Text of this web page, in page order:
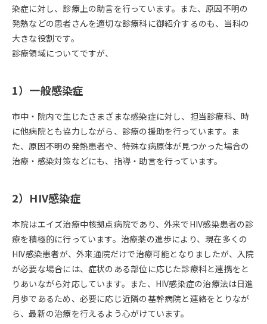
染症に対し、診療上の助言を行っています。また、原因不明の
発熱などの患者さんを適切な診療科に御紹介するのも、当科の
大きな役割です。
診療領域についてですが、
1）一般感染症
市中・院内で生じたさまざまな感染症に対し、担当診療科、時
に他病院とも協力しながら、診療の援助を行っています。ま
た、原因不明の発熱患者や、特殊な病原体が見つかった場合の
治療・感染対策などにも、指導・助言を行っています。
2）HIV感染症
本院はエイズ治療中核拠点病院であり、外来でHIV感染患者の診
療を積極的に行っています。治療薬の進歩により、現在多くの
HIV感染患者が、外来通院だけで治療可能となりましたが、入院
が必要な場合には、症状のある部位に応じた診療科と連携をと
りあいながら対応しています。また、HIV感染症の治療法は日進
月歩であるため、必要に応じ近隣の基幹病院と連絡をとりなが
ら、最新の治療を行えるよう心がけています。